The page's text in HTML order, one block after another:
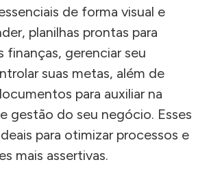
de forma visual e
planilhas prontas para
finanças, gerenciar seu
suas metas, além de
para auxiliar na
gestão do seu negócio. Esses
para otimizar processos e
mais assertivas.